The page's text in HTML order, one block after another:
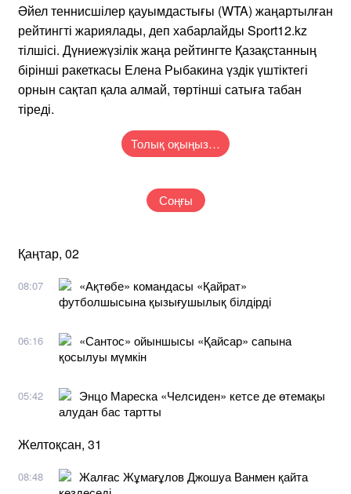
Әйел теннисшілер қауымдастығы (WTA) жаңартылған
рейтингті жариялады, деп хабарлайды Sport12.kz
тілшісі. Дүниежүзілік жаңа рейтингте Қазақстанның
бірінші ракеткасы Елена Рыбакина үздік үштіктегі
орнын сақтап қала алмай, төртінші сатыға табан
тіреді.
Толық оқыңыз…
Соңғы
Қаңтар, 02
08:07
«Ақтөбе» командасы «Қайрат»
футболшысына қызығушылық білдірді
06:16
«Сантос» ойыншысы «Қайсар» сапына
қосылуы мүмкін
05:42
Энцо Мареска «Челсиден» кетсе де өтемақы
алудан бас тартты
Желтоқсан, 31
08:48
Жалғас Жұмағұлов Джошуа Ванмен қайта